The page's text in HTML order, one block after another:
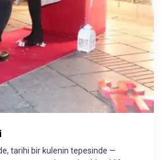
tarihi bir kulenin tepesinde —